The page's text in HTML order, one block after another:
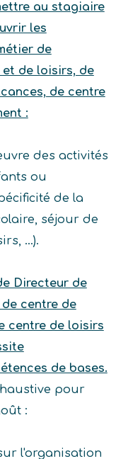
au stagiaire
les
de
et de loisirs, de
de centre
:
des activités
ou
de la
séjour de
…).
Directeur de
centre de
centre de loisirs
de bases.
pour
:
l'organisation